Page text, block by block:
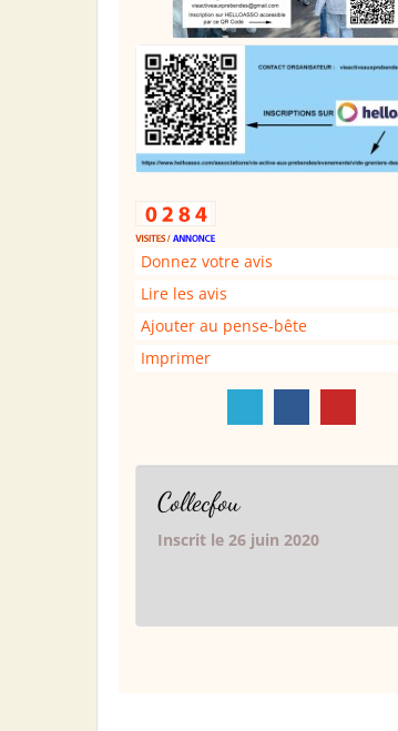
Donnez votre avis
Lire les avis
Ajouter au pense-bête
Imprimer
Collecfou
Inscrit le 26 juin 2020